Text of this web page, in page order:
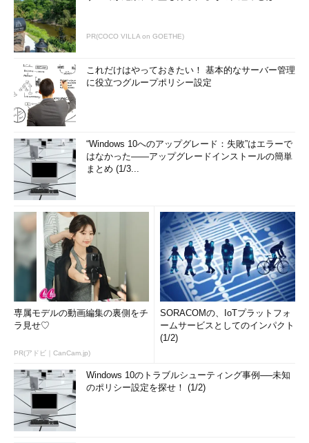
PR(COCO VILLA on GOETHE)
これだけはやっておきたい！ 基本的なサーバー管理
に役立つグループポリシー設定
“Windows 10へのアップグレード：失敗”はエラーで
はなかった――アップグレードインストールの簡単
まとめ (1/3...
専属モデルの動画編集の裏側をチ
ラ見せ♡
PR(アドビ｜CanCam.jp)
SORACOMの、IoTプラットフォ
ームサービスとしてのインパクト
(1/2)
Windows 10のトラブルシューティング事例──未知
のポリシー設定を探せ！ (1/2)